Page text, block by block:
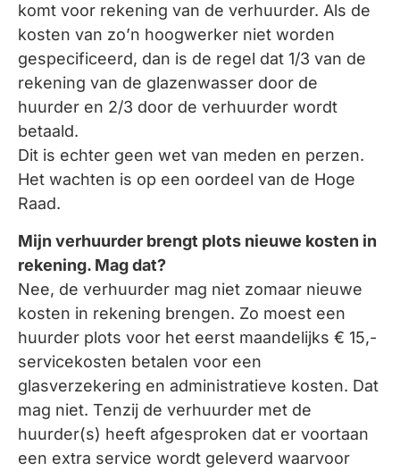
komt voor rekening van de verhuurder. Als de
kosten van zo’n hoogwerker niet worden
gespecificeerd, dan is de regel dat 1/3 van de
rekening van de glazenwasser door de
huurder en 2/3 door de verhuurder wordt
betaald.
Dit is echter geen wet van meden en perzen.
Het wachten is op een oordeel van de Hoge
Raad.
Mijn verhuurder brengt plots nieuwe kosten in
rekening. Mag dat?
Nee, de verhuurder mag niet zomaar nieuwe
kosten in rekening brengen. Zo moest een
huurder plots voor het eerst maandelijks € 15,-
servicekosten betalen voor een
glasverzekering en administratieve kosten. Dat
mag niet. Tenzij de verhuurder met de
huurder(s) heeft afgesproken dat er voortaan
een extra service wordt geleverd waarvoor